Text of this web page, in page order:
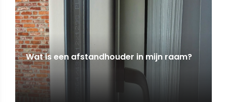
Wat is een afstandhouder in mijn raam?